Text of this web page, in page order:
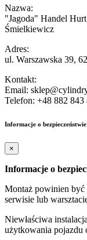
Nazwa:
"Jagoda" Handel
Śmielkiewicz
Adres:
ul. Warszawska 39,
Kontakt:
Email:
Telefon: +48 882 843
Informacje o
×
Informacje o
Montaż powinien
serwisie lub
Niewłaściwa
użytkowania pojazdu